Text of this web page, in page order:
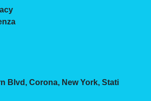
Blvd, Corona, New York, Stati